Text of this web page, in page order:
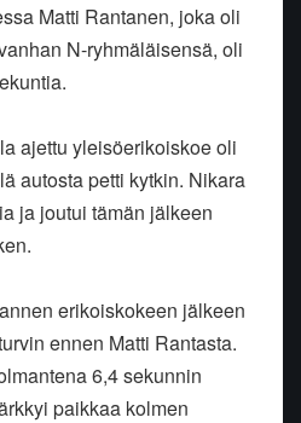
Matti Rantanen, joka oli
N-ryhmäläisensä, oli
ajettu yleisöerikoiskoe oli
autosta petti kytkin. Nikara
ja joutui tämän jälkeen
erikoiskokeen jälkeen
ennen Matti Rantasta.
6,4 sekunnin
paikkaa kolmen